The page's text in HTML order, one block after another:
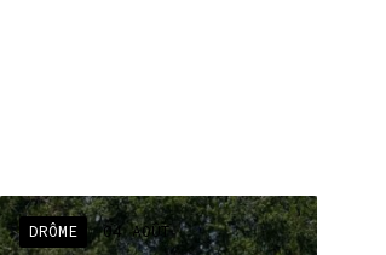
DRÔME 04 AOÛT